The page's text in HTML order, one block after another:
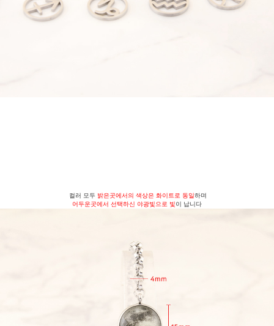
컬러 모두 밝은곳에서의 색상은 화이트로 동일하며
어두운곳에서 선택하신 야광빛으로 빛이 납니다